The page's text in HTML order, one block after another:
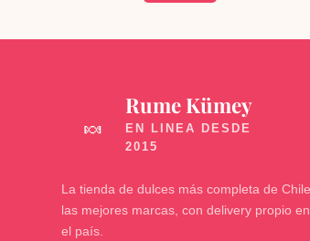
🍬
Rume Kümey
La tienda de dulces más completa de
las mejores marcas, con delivery propio
el país.